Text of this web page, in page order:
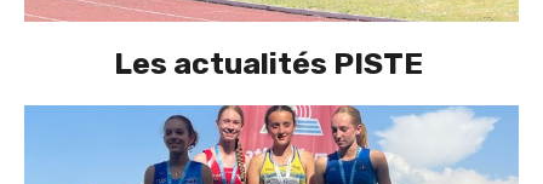
Les actualités PISTE